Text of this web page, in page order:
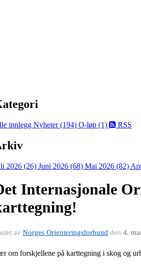
innlegg Nyheter (194) O-løp (1) RSS
2026 (26) Juni 2026 (68) Mai 2026 (82)
Internasjonale
av Norges Orienteringsforbund den 4.
om forskjellene på karttegning i skog og